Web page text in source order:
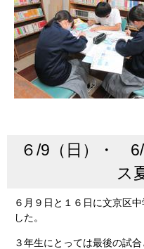
６/9（日）・
ス
６月９日と１６日に文京区
した。
３年生にとっては最後の試